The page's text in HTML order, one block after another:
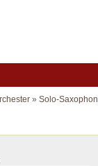
» Solo-Saxophon